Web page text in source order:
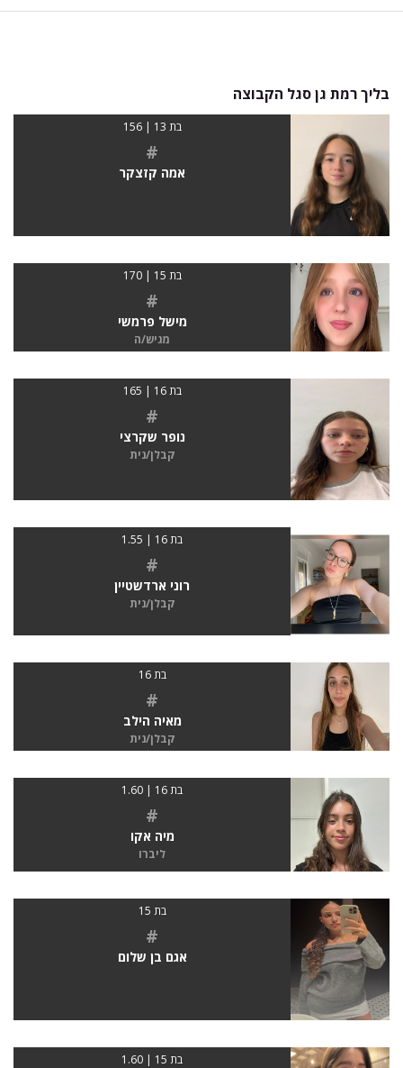
בליך רמת גן סגל הקבוצה
בת 13 | 156
#
אמה קזצקר
בת 15 | 170
#
מישל פרמשי
מגיש/ה
בת 16 | 165
#
נופר שקרצי
קבלן/נית
בת 16 | 1.55
#
רוני ארדשטיין
קבלן/נית
בת 16
#
מאיה הילב
קבלן/נית
בת 16 | 1.60
#
מיה אקו
ליברו
בת 15
#
אגם בן שלום
בת 15 | 1.60